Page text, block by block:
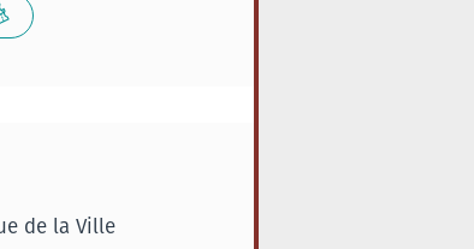
de la Ville